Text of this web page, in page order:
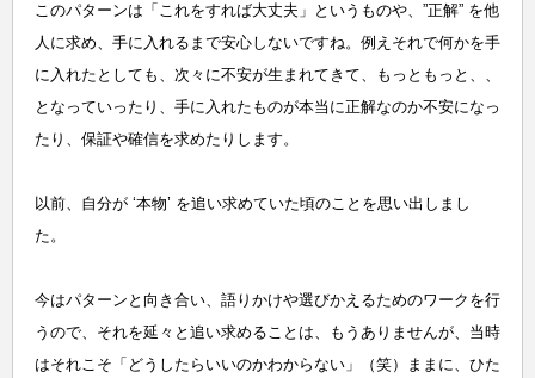
このパターンは「これをすれば大丈夫」というものや、”正解” を他
人に求め、手に入れるまで安心しないですね。例えそれで何かを手
に入れたとしても、次々に不安が生まれてきて、もっともっと、、
となっていったり、手に入れたものが本当に正解なのか不安になっ
たり、保証や確信を求めたりします。
以前、自分が ‘本物’ を追い求めていた頃のことを思い出しまし
た。
今はパターンと向き合い、語りかけや選びかえるためのワークを行
うので、それを延々と追い求めることは、もうありませんが、当時
はそれこそ「どうしたらいいのかわからない」（笑）ままに、ひた